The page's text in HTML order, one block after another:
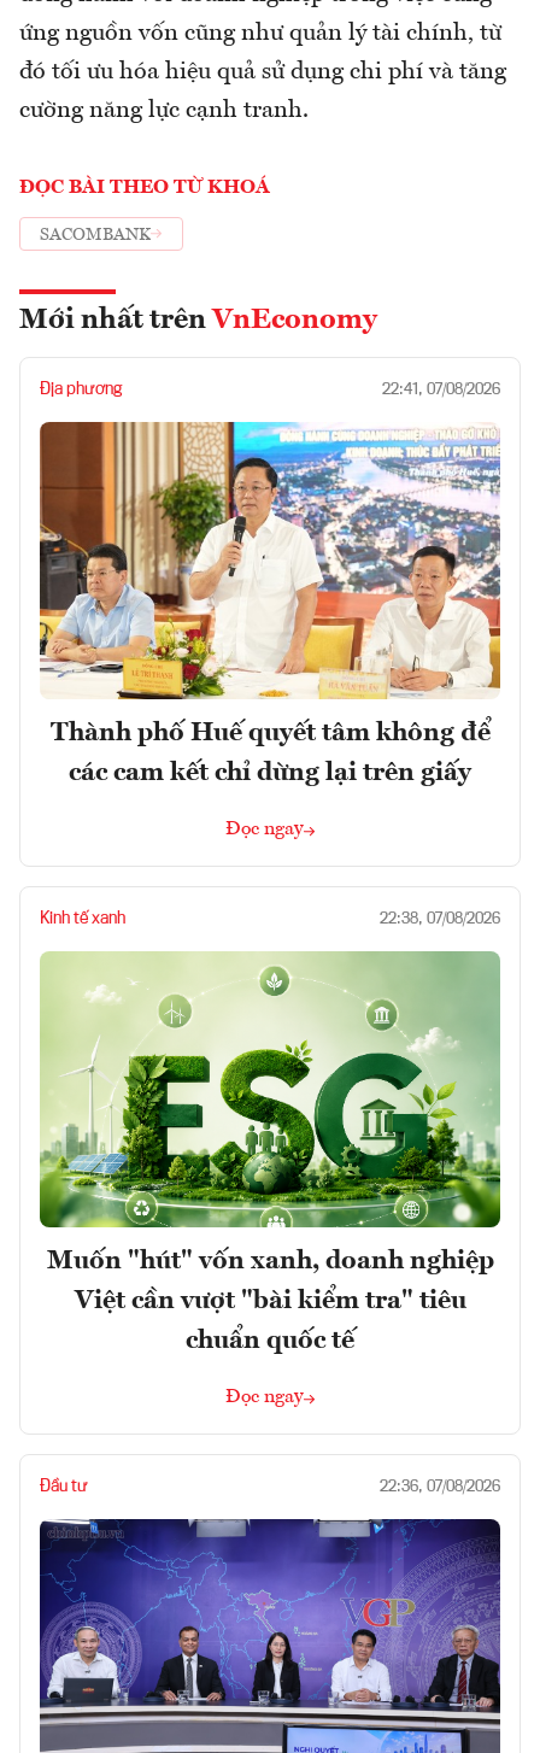
ứng nguồn vốn cũng như quản lý tài chính, từ
đó tối ưu hóa hiệu quả sử dụng chi phí và tăng
cường năng lực cạnh tranh.
ĐỌC BÀI THEO TỪ KHOÁ
SACOMBANK
Mới nhất trên VnEconomy
Địa phương 22:41, 07/08/2026
Thành phố Huế quyết tâm không để
các cam kết chỉ dừng lại trên giấy
Đọc ngay
Kinh tế xanh 22:38, 07/08/2026
Muốn "hút" vốn xanh, doanh nghiệp
Việt cần vượt "bài kiểm tra" tiêu
chuẩn quốc tế
Đọc ngay
Đầu tư 22:36, 07/08/2026